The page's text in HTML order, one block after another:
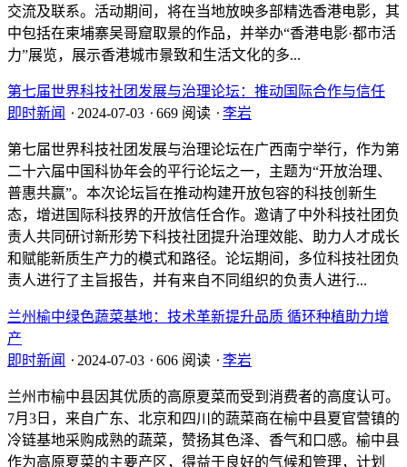
交流及联系。活动期间，将在当地放映多部精选香港电影，其
中包括在柬埔寨吴哥窟取景的作品，并举办“香港电影·都市活
力”展览，展示香港城市景致和生活文化的多...
第七届世界科技社团发展与治理论坛：推动国际合作与信任
即时新闻 ⋅ 2024-07-03 ⋅ 669 阅读 ⋅ 李岩
第七届世界科技社团发展与治理论坛在广西南宁举行，作为第
二十六届中国科协年会的平行论坛之一，主题为“开放治理、
普惠共赢”。本次论坛旨在推动构建开放包容的科技创新生
态，增进国际科技界的开放信任合作。邀请了中外科技社团负
责人共同研讨新形势下科技社团提升治理效能、助力人才成长
和赋能新质生产力的模式和路径。论坛期间，多位科技社团负
责人进行了主旨报告，并有来自不同组织的负责人进行...
兰州榆中绿色蔬菜基地：技术革新提升品质 循环种植助力增
产
即时新闻 ⋅ 2024-07-03 ⋅ 606 阅读 ⋅ 李岩
兰州市榆中县因其优质的高原夏菜而受到消费者的高度认可。
7月3日，来自广东、北京和四川的蔬菜商在榆中县夏官营镇的
冷链基地采购成熟的蔬菜，赞扬其色泽、香气和口感。榆中县
作为高原夏菜的主要产区，得益于良好的气候和管理，计划